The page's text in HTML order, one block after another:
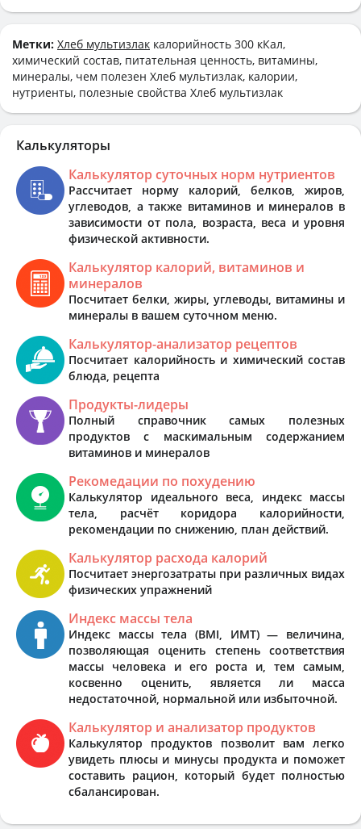
Метки: Хлеб мультизлак калорийность 300 кКал,
химический состав, питательная ценность, витамины,
минералы, чем полезен Хлеб мультизлак, калории,
нутриенты, полезные свойства Хлеб мультизлак
Калькуляторы
Калькулятор суточных норм нутриентов
Рассчитает норму калорий, белков, жиров,
углеводов, а также витаминов и минералов в
зависимости от пола, возраста, веса и уровня
физической активности.
Калькулятор калорий, витаминов и
минералов
Посчитает белки, жиры, углеводы, витамины и
минералы в вашем суточном меню.
Калькулятор-анализатор рецептов
Посчитает калорийность и химический состав
блюда, рецепта
Продукты-лидеры
Полный справочник самых полезных
продуктов с маскимальным содержанием
витаминов и минералов
Рекомедации по похудению
Калькулятор идеального веса, индекс массы
тела, расчёт коридора калорийности,
рекомендации по снижению, план действий.
Калькулятор расхода калорий
Посчитает энергозатраты при различных видах
физических упражнений
Индекс массы тела
Индекс массы тела (BMI, ИМТ) — величина,
позволяющая оценить степень соответствия
массы человека и его роста и, тем самым,
косвенно оценить, является ли масса
недостаточной, нормальной или избыточной.
Калькулятор и анализатор продуктов
Калькулятор продуктов позволит вам легко
увидеть плюсы и минусы продукта и поможет
составить рацион, который будет полностью
сбалансирован.